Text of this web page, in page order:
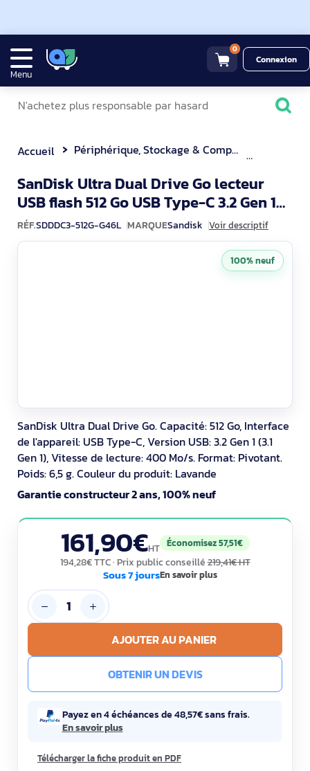
Menu
0
Connexion
Accueil Périphérique, Stockage & Composant
SanDisk Ultra Dual Drive Go lecteur
USB flash 512 Go USB Type-C 3.2 Gen 1
(3.1 Gen 1) LavandeSDDDC3-512G-G46L
RÉF.SDDDC3-512G-G46L MARQUESandisk Voir descriptif
SanDisk Ultra Dual Drive Go. Capacité: 512 Go, Interface
de l'appareil: USB Type-C, Version USB: 3.2 Gen 1 (3.1
Gen 1), Vitesse de lecture: 400 Mo/s. Format: Pivotant.
Poids: 6,5 g. Couleur du produit: Lavande
Garantie constructeur 2 ans, 100% neuf
161,90€HT Économisez 57,51€
194,28€ TTC· Prix public conseillé219,41€ HT
Sous 7 joursEn savoir plus
AJOUTER AU PANIER
OBTENIR UN DEVIS
Payez en 4 échéances de 48,57€ sans frais.
En savoir plus
Télécharger la fiche produit en PDF
100% neuf